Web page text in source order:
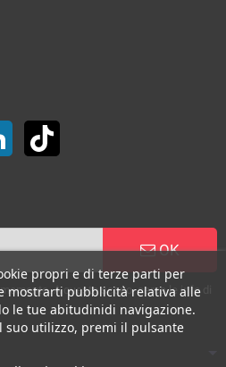
LinkedIn
OK
A questo scopo, cerca le info di
propri e di terze parti per
mostrarti pubblicità relativa alle
le tue abitudinidi navigazione.
suo utilizzo, premi il pulsante